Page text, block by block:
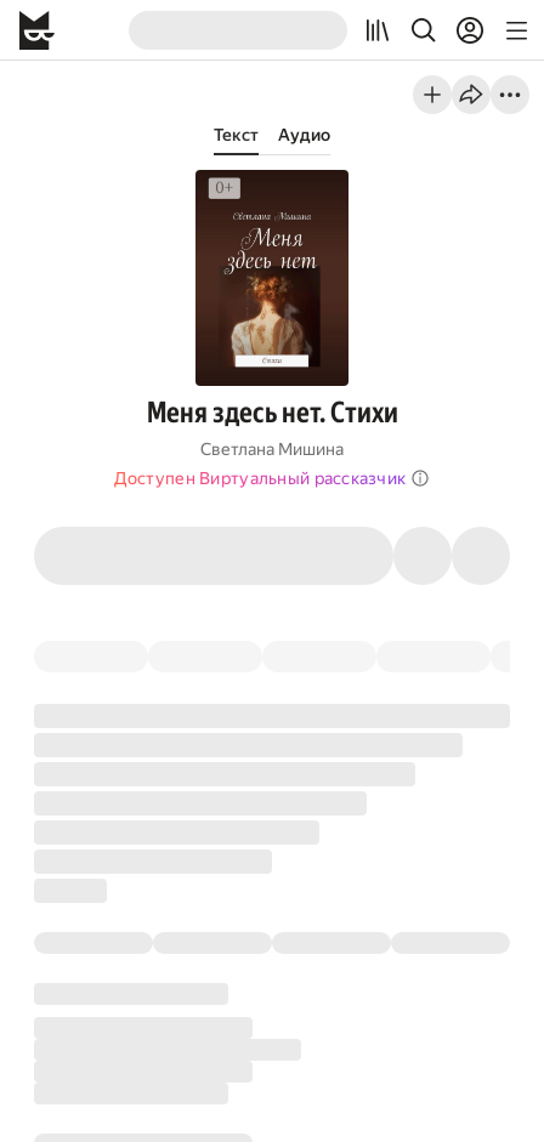
Текст Аудио
Меня здесь нет. Стихи
Светлана Мишина
Доступен Виртуальный рассказчик